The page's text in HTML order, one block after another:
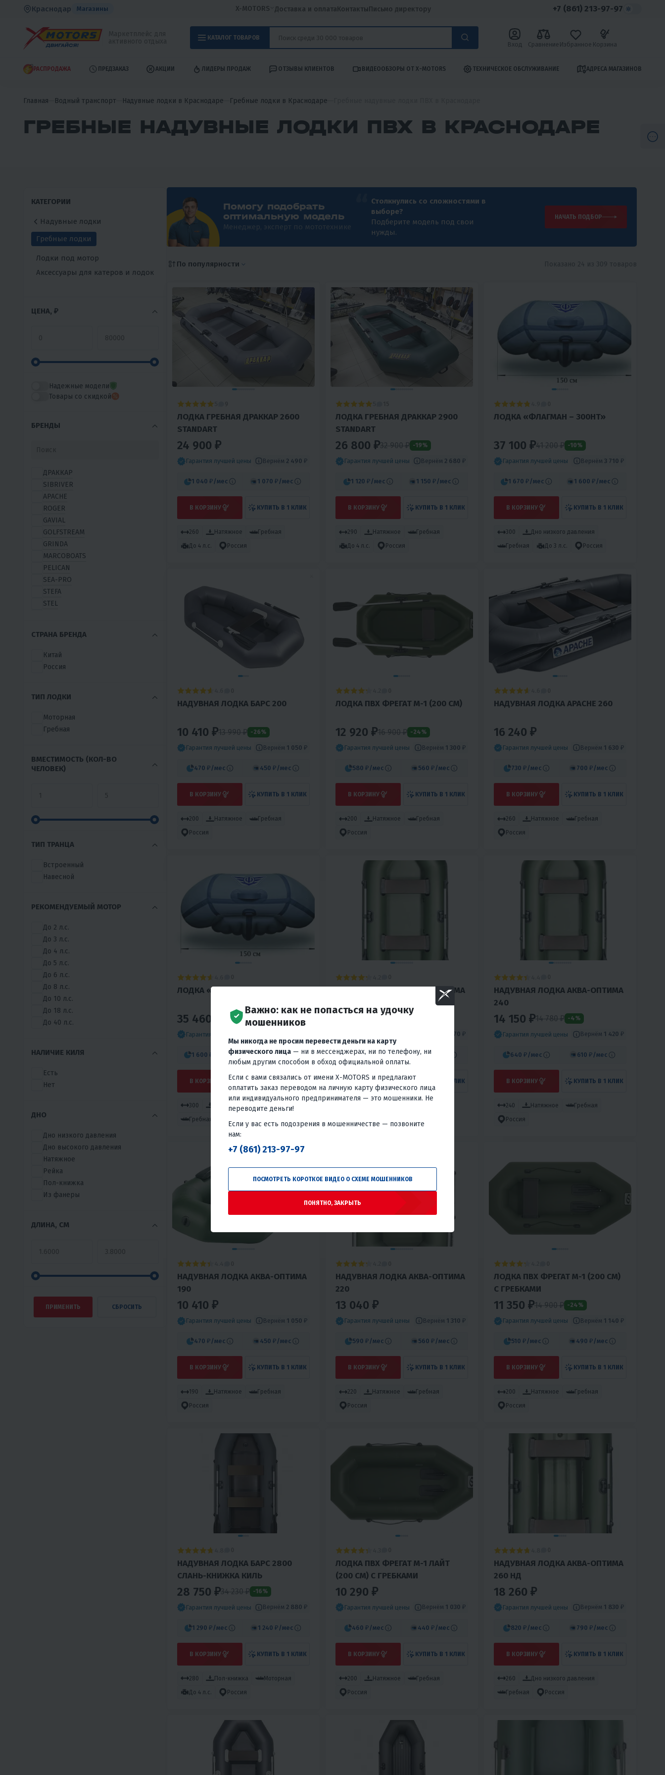
Краснодар Магазины X-MOTORS Доставка и оплатаКонтактыПисьмо директору +7 (861) 213-97-97
КАТАЛОГ ТОВАРОВ
Вход Сравнение Избранное Корзина
РАСПРОДАЖА ПРЕДЗАКАЗ АКЦИИ ЛИДЕРЫ ПРОДАЖ ОТЗЫВЫ КЛИЕНТОВ ВИДЕООБЗОРЫ ОТ X-MOTORS ТЕХНИЧЕСКОЕ ОБСЛУЖИВАНИЕ АДРЕСА МАГАЗИНОВ
Главная Водный транспорт Надувные лодки в Краснодаре Гребные лодки в Краснодаре
ГРЕБНЫЕ НАДУВНЫЕ ЛОДКИ ПВХ В КРАСНОДАРЕ
КАТЕГОРИИ
Надувные лодки
Гребные лодки
Лодки под мотор
Аксессуары для катеров и лодок
ЦЕНА, ₽
Надежные модели
Товары со скидкой
БРЕНДЫ
ДРАККАР
SIBRIVER
APACHE
ROGER
GAVIAL
GOLFSTREAM
GRINDA
MARCOBOATS
PELICAN
SEA-PRO
STEFA
STEL
АДМИРАЛ
АКВА
БАЙКАЛ
ИНЗЕР
ЛИДЕР
МУССОН
РИВЬЕРА
ТОНАР
СТРАНА БРЕНДА
Китай
Россия
ТИП ЛОДКИ
Моторная
Гребная
ВМЕСТИМОСТЬ (КОЛ-ВО
ЧЕЛОВЕК)
ТИП ТРАНЦА
Встроенный
Навесной
РЕКОМЕНДУЕМЫЙ МОТОР
До 2 л.с.
До 3 л.с.
До 4 л.с.
До 5 л.с.
До 6 л.с.
До 8 л.с.
До 10 л.с.
До 18 л.с.
До 40 л.с.
НАЛИЧИЕ КИЛЯ
Есть
Нет
ДНО
Дно низкого давления
Дно высокого давления
Натяжное
Рейка
Пол-книжка
Из фанеры
ДЛИНА, СМ
Помогу подобрать
оптимальную модель
Менеджер, эксперт по мототехнике
Столкнулись со сложностями в
выборе?
Подберите модель под свои
нужды.
НАЧАТЬ ПОДБОР
По популярности
ЛОДКА ГРЕБНАЯ ДРАККАР 2600
STANDART
24 900 ₽
Гарантия лучшей цены Вернём 2 490 ₽
1 040 ₽ /мес 1 070 ₽ /мес
В КОРЗИНУ КУПИТЬ В 1 КЛИК
260 Натяжное
Гребная
До 4 л.с.
Россия
ЛОДКА ГРЕБНАЯ ДРАККАР 2900
STANDART
26 800 ₽32 900 ₽ -19%
Гарантия лучшей цены Вернём 2 680 ₽
1 120 ₽ /мес 1 150 ₽ /мес
В КОРЗИНУ КУПИТЬ В 1 КЛИК
290 Натяжное
Гребная
До 4 л.с.
Россия
ЛОДКА «ФЛАГМАН – 300НT»
37 100 ₽41 200 ₽ -10%
Гарантия лучшей цены Вернём 3 710 ₽
1 670 ₽ /мес 1 600 ₽ /мес
В КОРЗИНУ КУПИТЬ В 1 КЛИК
300
Дно низкого давления
Гребная
До 3 л.с. Россия
НАДУВНАЯ ЛОДКА БАРС 200
10 410 ₽13 990 ₽ -26%
Гарантия лучшей цены Вернём 1 050 ₽
470 ₽ /мес 450 ₽ /мес
В КОРЗИНУ КУПИТЬ В 1 КЛИК
200 Натяжное
Гребная
Россия
ЛОДКА ПВХ ФРЕГАТ М-1 (200 СМ)
12 920 ₽16 900 ₽ -24%
Гарантия лучшей цены Вернём 1 300 ₽
580 ₽ /мес 560 ₽ /мес
В КОРЗИНУ КУПИТЬ В 1 КЛИК
200 Натяжное
Гребная
Россия
НАДУВНАЯ ЛОДКА APACHE 260
16 240 ₽
Гарантия лучшей цены Вернём 1 630 ₽
730 ₽ /мес 700 ₽ /мес
В КОРЗИНУ КУПИТЬ В 1 КЛИК
260 Натяжное
Гребная
Россия
ЛОДКА «ФЛАГМАН – 300Н»
35 460 ₽ 39 400 ₽
Гарантия лучшей цены
1 600 ₽ 1 530 ₽/мес
В КОРЗИНУ КУПИТЬ В 1 КЛИК
300
Гребная
НАДУВНАЯ ЛОДКА АКВА-ОПТИМА
1 470 ₽
660 ₽/мес 630 ₽
В КОРЗИНУ КУПИТЬ В 1 КЛИК
НАДУВНАЯ ЛОДКА АКВА-ОПТИМА
240
14 150 ₽14 780 ₽ -4%
Гарантия лучшей цены Вернём 1 420 ₽
640 ₽ /мес 610 ₽ /мес
В КОРЗИНУ КУПИТЬ В 1 КЛИК
240 Натяжное
Гребная
Россия
НАДУВНАЯ ЛОДКА АКВА-ОПТИМА
190
10 410 ₽
Гарантия лучшей цены Вернём 1 050 ₽
470 ₽ /мес 450 ₽ /мес
В КОРЗИНУ КУПИТЬ В 1 КЛИК
190 Натяжное
Гребная
Россия
НАДУВНАЯ ЛОДКА АКВА-ОПТИМА
220
13 040 ₽
Гарантия лучшей цены Вернём 1 310 ₽
590 ₽ /мес 560 ₽ /мес
В КОРЗИНУ КУПИТЬ В 1 КЛИК
220 Натяжное
Гребная
Россия
ЛОДКА ПВХ ФРЕГАТ М-1 (200 СМ)
С ГРЕБКАМИ
11 350 ₽14 900 ₽ -24%
Гарантия лучшей цены Вернём 1 140 ₽
510 ₽ /мес 490 ₽ /мес
В КОРЗИНУ КУПИТЬ В 1 КЛИК
200 Натяжное
Гребная
Россия
НАДУВНАЯ ЛОДКА БАРС 2800
СЛАНЬ-КНИЖКА КИЛЬ
28 750 ₽34 230 ₽ -16%
Гарантия лучшей цены Вернём 2 880 ₽
1 290 ₽ /мес 1 240 ₽ /мес
В КОРЗИНУ КУПИТЬ В 1 КЛИК
280 Пол-книжка
Моторная
До 4 л.с.
Россия
ЛОДКА ПВХ ФРЕГАТ М-1 ЛАЙТ
(200 СМ) С ГРЕБКАМИ
10 290 ₽
Гарантия лучшей цены Вернём 1 030 ₽
460 ₽ /мес 440 ₽ /мес
В КОРЗИНУ КУПИТЬ В 1 КЛИК
200 Натяжное
Гребная
Россия
НАДУВНАЯ ЛОДКА АКВА-ОПТИМА
260 НД
18 260 ₽
Гарантия лучшей цены Вернём 1 830 ₽
820 ₽ /мес 790 ₽ /мес
В КОРЗИНУ КУПИТЬ В 1 КЛИК
260
Дно низкого давления
Гребная
Россия
Важно: как не попасться на удочку
мошенников
Мы никогда не просим перевести деньги на карту
физического лица — ни в мессенджерах, ни по телефону, ни
любым другим способом в обход официальной оплаты.
Если с вами связались от имени X-MOTORS и предлагают
оплатить заказ переводом на личную карту физического лица
или индивидуального предпринимателя — это мошенники. Не
переводите деньги!
Если у вас есть подозрения в мошенничестве — позвоните
нам:
+7 (861) 213-97-97
ПОСМОТРЕТЬ КОРОТКОЕ ВИДЕО О СХЕМЕ МОШЕННИКОВ
ПОНЯТНО, ЗАКРЫТЬ